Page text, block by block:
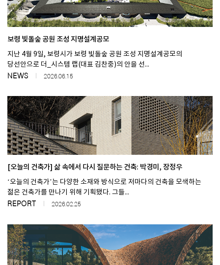
보령 빛돌숲 공원 조성 지명설계공모
지난 4월 9일, 보령시가 보령 빛돌숲 공원 조성 지명설계공모의
당선안으로 더_시스템 랩(대표 김찬중)의 안을 선...
NEWS 2026.06.15
[오늘의 건축가] 삶 속에서 다시 질문하는 건축: 박경미, 장정우
‘오늘의 건축가’는 다양한 소재와 방식으로 저마다의 건축을 모색하는
젊은 건축가를 만나기 위해 기획됐다. 그들...
REPORT 2026.02.25